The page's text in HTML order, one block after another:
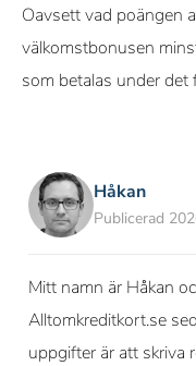
Oavsett vad poängen
välkomstbonusen
som betalas under det
Håkan
Publicerad
Mitt namn är Håkan
Alltomkreditkort.se
uppgifter är att skriva